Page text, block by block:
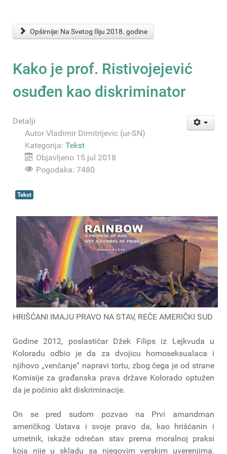
Opširnije: Na Svetog Iliju 2018. godine
Kako je prof. Ristivojejević
osuđen kao diskriminator
Detalji
Autor Vladimir Dimitrijevic (ur-SN)
Kategorija: Tekst
Objavljeno 15 jul 2018
Pogodaka: 7480
Tekst
HRIŠĆANI IMAJU PRAVO NA STAV, REČE AMERIČKI SUD
Godine 2012, poslastičar Džek Filips iz Lejkvuda u
Koloradu odbio je da za dvojicu homoseksualaca i
njihovo „venčanje“ napravi tortu, zbog čega je od strane
Komisije za građanska prava države Kolorado optužen
da je počinio akt diskriminacije.
On se pred sudom pozvao na Prvi amandman
američkog Ustava i svoje pravo da, kao hrišćanin i
umetnik, iskaže odrečan stav prema moralnoj praksi
koja nije u skladu sa njegovim verskim uverenjima.